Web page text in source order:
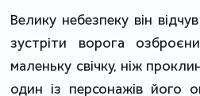
Велику небезпеку він
зустріти ворога
маленьку свічку, ніж
один із персонажів його